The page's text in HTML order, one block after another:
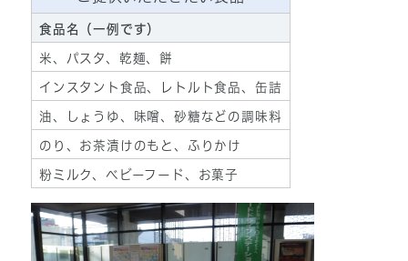
食品名（一例です）
米、パスタ、乾麺、餅
インスタント食品、レトルト食品、缶詰
油、しょうゆ、味噌、砂糖などの調味料
のり、お茶漬けのもと、ふりかけ
粉ミルク、ベビーフード、お菓子